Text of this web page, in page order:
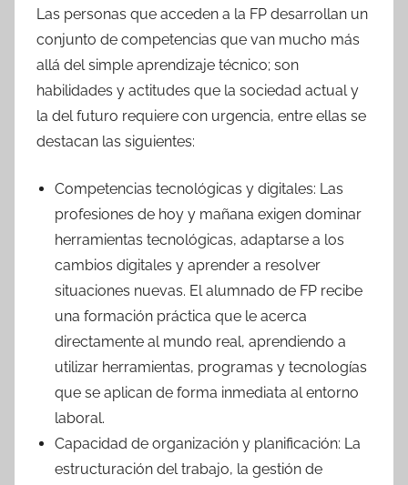
Las personas que acceden a la FP desarrollan un
conjunto de competencias que van mucho más
allá del simple aprendizaje técnico; son
habilidades y actitudes que la sociedad actual y
la del futuro requiere con urgencia, entre ellas se
destacan las siguientes:
Competencias tecnológicas y digitales: Las
profesiones de hoy y mañana exigen dominar
herramientas tecnológicas, adaptarse a los
cambios digitales y aprender a resolver
situaciones nuevas. El alumnado de FP recibe
una formación práctica que le acerca
directamente al mundo real, aprendiendo a
utilizar herramientas, programas y tecnologías
que se aplican de forma inmediata al entorno
laboral.
Capacidad de organización y planificación: La
estructuración del trabajo, la gestión de